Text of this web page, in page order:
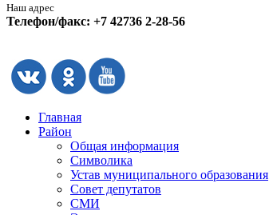
Наш адрес
Телефон/факс: +7 42736 2-28-56
Главная
Район
Общая информация
Символика
Устав муниципального образования
Совет депутатов
СМИ